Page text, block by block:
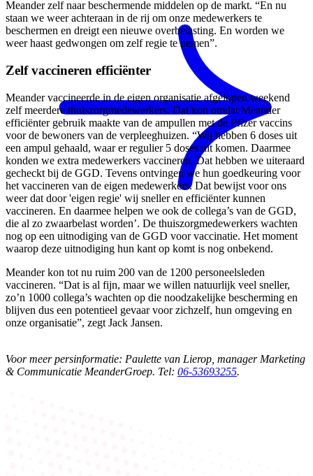
Meander zelf naar beschermende middelen op de markt. “En nu
staan we weer achteraan in de rij om onze medewerkers te
beschermen en dreigt een nieuwe overbelasting. En worden we
weer haast gedwongen om zelf regie te nemen”.
Zelf vaccineren efficiënter
Meander vaccineerde in de eigen organisatie afgelopen weekend
zelf meerdere thuiszorgmedewerkers. Dat kon omdat Meander
efficiënter gebruik maakte van de ampullen met de Pfizer vaccins
voor de bewoners van de verpleeghuizen. “Wij hebben 6 doses uit
een ampul gehaald, waar er regulier 5 doses uit komen. Daarmee
konden we extra medewerkers vaccineren. Dat hebben we uiteraard
gecheckt bij de GGD. Tevens ontvingen we hun goedkeuring voor
het vaccineren van de eigen medewerkers. Dat bewijst voor ons
weer dat door 'eigen regie' wij sneller en efficiënter kunnen
vaccineren. En daarmee helpen we ook de collega’s van de GGD,
die al zo zwaarbelast worden’. De thuiszorgmedewerkers wachten
nog op een uitnodiging van de GGD voor vaccinatie. Het moment
waarop deze uitnodiging hun kant op komt is nog onbekend.
Meander kon tot nu ruim 200 van de 1200 personeelsleden
vaccineren. “Dat is al fijn, maar we willen natuurlijk veel sneller,
zo’n 1000 collega’s wachten op die noodzakelijke bescherming en
blijven dus een potentieel gevaar voor zichzelf, hun omgeving en
onze organisatie”, zegt Jack Jansen.
Voor meer persinformatie: Paulette van Lierop, manager Marketing
& Communicatie MeanderGroep. Tel: 06-53693255.